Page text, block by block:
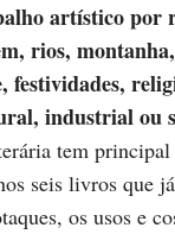
artístico por
rios,
festividades,
industrial ou
tem
seis livros que
os usos e